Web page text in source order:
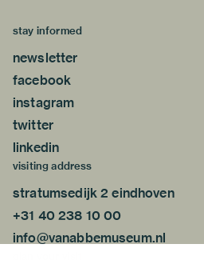
stay informed
newsletter
facebook
instagram
twitter
linkedin
visiting address
stratumsedijk 2 eindhoven
+31 40 238 10 00
info@vanabbemuseum.nl